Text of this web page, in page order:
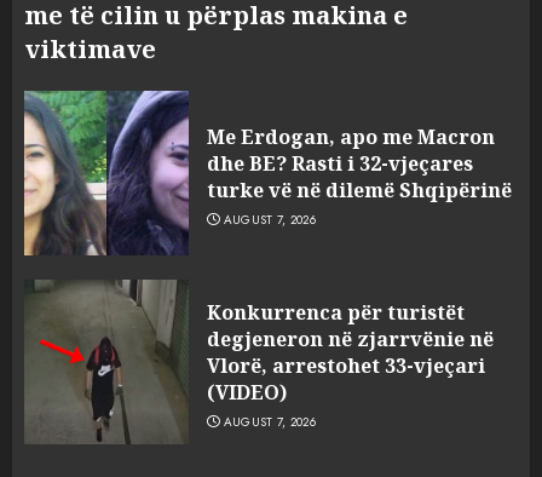
me të cilin u përplas makina e
viktimave
Me Erdogan, apo me Macron
dhe BE? Rasti i 32-vjeçares
turke vë në dilemë Shqipërinë
AUGUST 7, 2026
Konkurrenca për turistët
degjeneron në zjarrvënie në
Vlorë, arrestohet 33-vjeçari
(VIDEO)
AUGUST 7, 2026